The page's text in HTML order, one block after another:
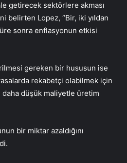
getirecek sektörlere akması
belirten Lopez, “Bir, iki yıldan
sonra enflasyonun etkisi
gereken bir hususun ise
rekabetçi olabilmek için
daha düşük maliyetle üretim
bir miktar azaldığını